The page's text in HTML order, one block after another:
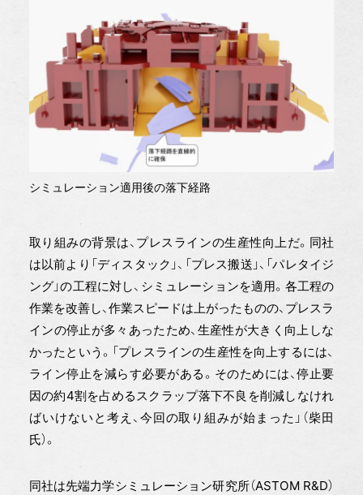
シミュレーション適用後の落下経路
取り組みの背景は、プレスラインの生産性向上だ。同社
は以前より「ディスタック」、「プレス搬送」、「パレタイジ
ング」の工程に対し、シミュレーションを適用。各工程の
作業を改善し、作業スピードは上がったものの、プレスラ
インの停止が多々あったため、生産性が大きく向上しな
かったという。「プレスラインの生産性を向上するには、
ライン停止を減らす必要がある。そのためには、停止要
因の約4割を占めるスクラップ落下不良を削減しなけれ
ばいけないと考え、今回の取り組みが始まった」（柴田
氏）。
同社は先端力学シミュレーション研究所（ASTOM R&D）